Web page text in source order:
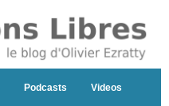
Podcasts Videos